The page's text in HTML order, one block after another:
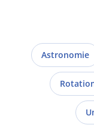
Astronomie